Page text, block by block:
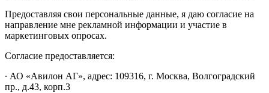
Предоставляя свои персональные данные, я даю согласие на
направление мне рекламной информации и участие в
маркетинговых опросах.
Согласие предоставляется:
∙ АО «Авилон АГ», адрес: 109316, г. Москва, Волгоградский
пр., д.43, корп.3